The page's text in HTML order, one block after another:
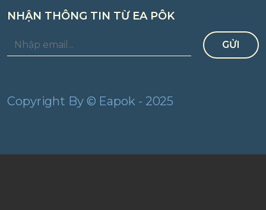
NHẬN THÔNG TIN TỪ EA PÔK
GỬI
Copyright By © Eapok - 2025